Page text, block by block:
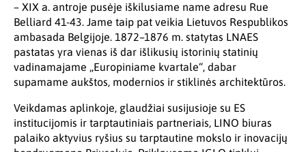
– XIX a. antroje pusėje iškilusiame name adresu Rue
Belliard 41-43. Jame taip pat veikia Lietuvos Respublikos
ambasada Belgijoje. 1872–1876 m. statytas LNAES
pastatas yra vienas iš dar išlikusių istorinių statinių
vadinamajame „Europiniame kvartale“, dabar
supamame aukštos, modernios ir stiklinės architektūros.
Veikdamas aplinkoje, glaudžiai susijusioje su ES
institucijomis ir tarptautiniais partneriais, LINO biuras
palaiko aktyvius ryšius su tarptautine mokslo ir inovacijų